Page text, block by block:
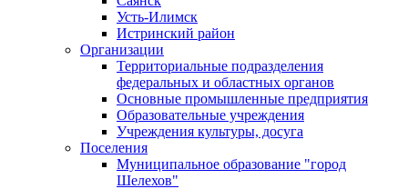
Усть-Илимск
Истринский район
Организации
Территориальные подразделения
федеральных и областных органов
Основные промышленные предприятия
Образовательные учреждения
Учреждения культуры, досуга
Поселения
Муниципальное образование "город
Шелехов"